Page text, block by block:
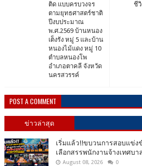
ชี
ติด แบบครบวงจร
ตามยุทธศาสตร์ชาติ
ปีงบประมาณ
พ.ศ.2569 บ้านหนอง
เต็งรัง หมู่ 5 และบ้าน
หนองไม้แดง หมู่ 10
ตำบลหนองโพ
อำเภอตาคลี จังหวัด
นครสวรรค์
POST A COMMENT
ข่าวล่าสุด
เริ่มแล้ว!!ขบวนการสอบแข่ง
เลือกสรรพนักงานจ้างเทศบ
August 08, 2026 0